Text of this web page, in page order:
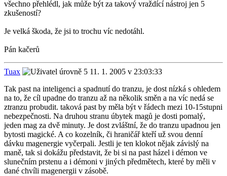
všechno přehlédl, jak může být za takový vraždící nástroj jen 5
zkušeností?
Je velká škoda, že jsi to trochu víc nedotáhl.
Pán kačerů
Tuax
11. 1. 2005 v 23:03:33
Tak past na inteligenci a spadnutí do tranzu, je dost nízká s ohledem
na to, že cíl upadne do tranzu až na několik směn a na víc nedá se
ztranzu probudit. taková past by měla být v řádech mezi 10-15stupni
nebezpečnosti. Na druhou stranu úbytek magů je dosti pomalý,
jeden mag za dvě minuty. Je dost zvláštní, že do tranzu upadnou jen
bytosti magické. A co kozelník, či hraničář kteří už svou denní
dávku magenergie vyčerpali. Jestli je ten klokot nějak závislý na
maně, tak si dokážu představit, že bi si na past házel i démon ve
slunečním prstenu a i démoni v jiných předmětech, které by měli v
dané chvíli magenergii v zásobě.